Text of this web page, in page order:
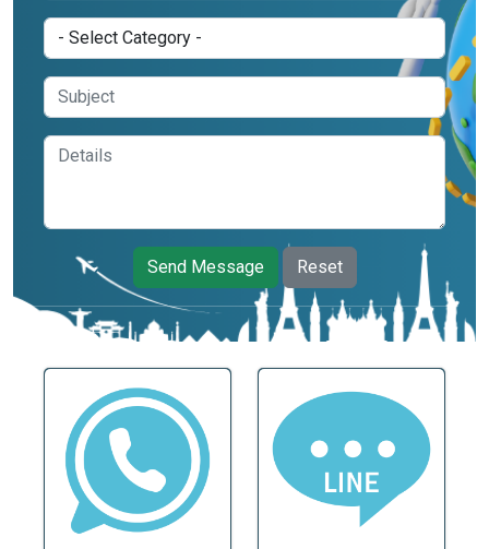
Send Message Reset